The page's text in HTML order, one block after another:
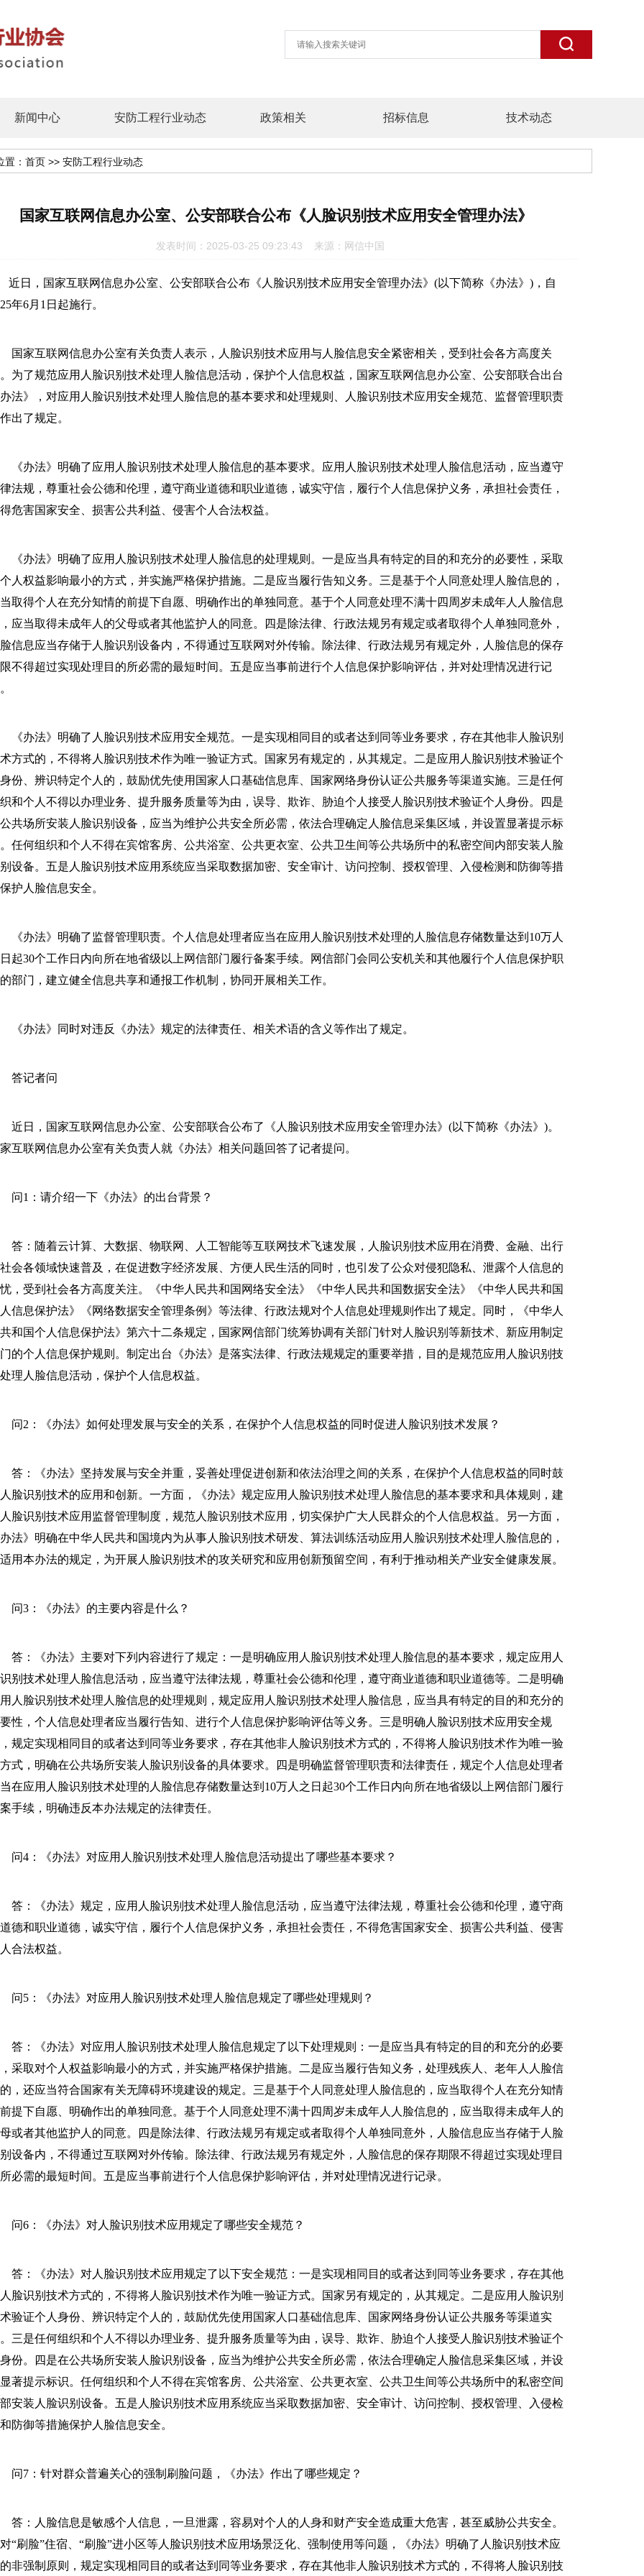
新闻中心 安防工程行业动态 政策相关 招标信息 技术动态
置： 首页 >> 安防工程行业动态
国家互联网信息办公室、公安部联合公布《人脸识别技术应用安全管理办法》
发表时间：2025-03-25 09:23:43 来源：网信中国
近日，国家互联网信息办公室、公安部联合公布《人脸识别技术应用安全管理办法》(以下简称《办法》)，自
年6月1日起施行。
家互联网信息办公室有关负责人表示，人脸识别技术应用与人脸信息安全紧密相关，受到社会各方高度关
为了规范应用人脸识别技术处理人脸信息活动，保护个人信息权益，国家互联网信息办公室、公安部联合出台
办法》，对应用人脸识别技术处理人脸信息的基本要求和处理规则、人脸识别技术应用安全规范、监督管理职责
出了规定。
办法》明确了应用人脸识别技术处理人脸信息的基本要求。应用人脸识别技术处理人脸信息活动，应当遵守
法规，尊重社会公德和伦理，遵守商业道德和职业道德，诚实守信，履行个人信息保护义务，承担社会责任，
危害国家安全、损害公共利益、侵害个人合法权益。
办法》明确了应用人脸识别技术处理人脸信息的处理规则。一是应当具有特定的目的和充分的必要性，采取
人权益影响最小的方式，并实施严格保护措施。二是应当履行告知义务。三是基于个人同意处理人脸信息的，
取得个人在充分知情的前提下自愿、明确作出的单独同意。基于个人同意处理不满十四周岁未成年人人脸信息
应当取得未成年人的父母或者其他监护人的同意。四是除法律、行政法规另有规定或者取得个人单独同意外，
脸信息应当存储于人脸识别设备内，不得通过互联网对外传输。除法律、行政法规另有规定外，人脸信息的保存
不得超过实现处理目的所必需的最短时间。五是应当事前进行个人信息保护影响评估，并对处理情况进行记
办法》明确了人脸识别技术应用安全规范。一是实现相同目的或者达到同等业务要求，存在其他非人脸识别
方式的，不得将人脸识别技术作为唯一验证方式。国家另有规定的，从其规定。二是应用人脸识别技术验证个
身份、辨识特定个人的，鼓励优先使用国家人口基础信息库、国家网络身份认证公共服务等渠道实施。三是任何
和个人不得以办理业务、提升服务质量等为由，误导、欺诈、胁迫个人接受人脸识别技术验证个人身份。四是
共场所安装人脸识别设备，应当为维护公共安全所必需，依法合理确定人脸信息采集区域，并设置显著提示标
任何组织和个人不得在宾馆客房、公共浴室、公共更衣室、公共卫生间等公共场所中的私密空间内部安装人脸
设备。五是人脸识别技术应用系统应当采取数据加密、安全审计、访问控制、授权管理、入侵检测和防御等措
护人脸信息安全。
办法》明确了监督管理职责。个人信息处理者应当在应用人脸识别技术处理的人脸信息存储数量达到10万人
起30个工作日内向所在地省级以上网信部门履行备案手续。网信部门会同公安机关和其他履行个人信息保护职
部门，建立健全信息共享和通报工作机制，协同开展相关工作。
办法》同时对违反《办法》规定的法律责任、相关术语的含义等作出了规定。
记者问
日，国家互联网信息办公室、公安部联合公布了《人脸识别技术应用安全管理办法》(以下简称《办法》)。
互联网信息办公室有关负责人就《办法》相关问题回答了记者提问。
1：请介绍一下《办法》的出台背景？
：随着云计算、大数据、物联网、人工智能等互联网技术飞速发展，人脸识别技术应用在消费、金融、出行
会各领域快速普及，在促进数字经济发展、方便人民生活的同时，也引发了公众对侵犯隐私、泄露个人信息的
，受到社会各方高度关注。《中华人民共和国网络安全法》《中华人民共和国数据安全法》《中华人民共和国
信息保护法》《网络数据安全管理条例》等法律、行政法规对个人信息处理规则作出了规定。同时，《中华人
和国个人信息保护法》第六十二条规定，国家网信部门统筹协调有关部门针对人脸识别等新技术、新应用制定
的个人信息保护规则。制定出台《办法》是落实法律、行政法规规定的重要举措，目的是规范应用人脸识别技
理人脸信息活动，保护个人信息权益。
2：《办法》如何处理发展与安全的关系，在保护个人信息权益的同时促进人脸识别技术发展？
：《办法》坚持发展与安全并重，妥善处理促进创新和依法治理之间的关系，在保护个人信息权益的同时鼓
脸识别技术的应用和创新。一方面，《办法》规定应用人脸识别技术处理人脸信息的基本要求和具体规则，建
脸识别技术应用监督管理制度，规范人脸识别技术应用，切实保护广大人民群众的个人信息权益。另一方面，
办法》明确在中华人民共和国境内为从事人脸识别技术研发、算法训练活动应用人脸识别技术处理人脸信息的，
用本办法的规定，为开展人脸识别技术的攻关研究和应用创新预留空间，有利于推动相关产业安全健康发展。
3：《办法》的主要内容是什么？
：《办法》主要对下列内容进行了规定：一是明确应用人脸识别技术处理人脸信息的基本要求，规定应用人
别技术处理人脸信息活动，应当遵守法律法规，尊重社会公德和伦理，遵守商业道德和职业道德等。二是明确
人脸识别技术处理人脸信息的处理规则，规定应用人脸识别技术处理人脸信息，应当具有特定的目的和充分的
性，个人信息处理者应当履行告知、进行个人信息保护影响评估等义务。三是明确人脸识别技术应用安全规
规定实现相同目的或者达到同等业务要求，存在其他非人脸识别技术方式的，不得将人脸识别技术作为唯一验
式，明确在公共场所安装人脸识别设备的具体要求。四是明确监督管理职责和法律责任，规定个人信息处理者
在应用人脸识别技术处理的人脸信息存储数量达到10万人之日起30个工作日内向所在地省级以上网信部门履行
手续，明确违反本办法规定的法律责任。
4：《办法》对应用人脸识别技术处理人脸信息活动提出了哪些基本要求？
：《办法》规定，应用人脸识别技术处理人脸信息活动，应当遵守法律法规，尊重社会公德和伦理，遵守商
德和职业道德，诚实守信，履行个人信息保护义务，承担社会责任，不得危害国家安全、损害公共利益、侵害
合法权益。
5：《办法》对应用人脸识别技术处理人脸信息规定了哪些处理规则？
：《办法》对应用人脸识别技术处理人脸信息规定了以下处理规则：一是应当具有特定的目的和充分的必要
采取对个人权益影响最小的方式，并实施严格保护措施。二是应当履行告知义务，处理残疾人、老年人人脸信
，还应当符合国家有关无障碍环境建设的规定。三是基于个人同意处理人脸信息的，应当取得个人在充分知情
提下自愿、明确作出的单独同意。基于个人同意处理不满十四周岁未成年人人脸信息的，应当取得未成年人的
或者其他监护人的同意。四是除法律、行政法规另有规定或者取得个人单独同意外，人脸信息应当存储于人脸
设备内，不得通过互联网对外传输。除法律、行政法规另有规定外，人脸信息的保存期限不得超过实现处理目
必需的最短时间。五是应当事前进行个人信息保护影响评估，并对处理情况进行记录。
6：《办法》对人脸识别技术应用规定了哪些安全规范？
：《办法》对人脸识别技术应用规定了以下安全规范：一是实现相同目的或者达到同等业务要求，存在其他
脸识别技术方式的，不得将人脸识别技术作为唯一验证方式。国家另有规定的，从其规定。二是应用人脸识别
验证个人身份、辨识特定个人的，鼓励优先使用国家人口基础信息库、国家网络身份认证公共服务等渠道实
三是任何组织和个人不得以办理业务、提升服务质量等为由，误导、欺诈、胁迫个人接受人脸识别技术验证个
身份。四是在公共场所安装人脸识别设备，应当为维护公共安全所必需，依法合理确定人脸信息采集区域，并设
著提示标识。任何组织和个人不得在宾馆客房、公共浴室、公共更衣室、公共卫生间等公共场所中的私密空间
安装人脸识别设备。五是人脸识别技术应用系统应当采取数据加密、安全审计、访问控制、授权管理、入侵检
防御等措施保护人脸信息安全。
7：针对群众普遍关心的强制刷脸问题，《办法》作出了哪些规定？
：人脸信息是敏感个人信息，一旦泄露，容易对个人的人身和财产安全造成重大危害，甚至威胁公共安全。
“刷脸”住宿、“刷脸”进小区等人脸识别技术应用场景泛化、强制使用等问题，《办法》明确了人脸识别技术应
非强制原则，规定实现相同目的或者达到同等业务要求，存在其他非人脸识别技术方式的，不得将人脸识别技